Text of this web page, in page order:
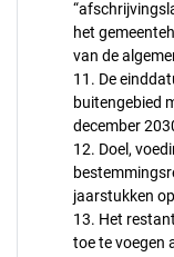
het
van de
11. De
buitengebied
december
12. Doel,
jaarstukken
13. Het
toe te voegen